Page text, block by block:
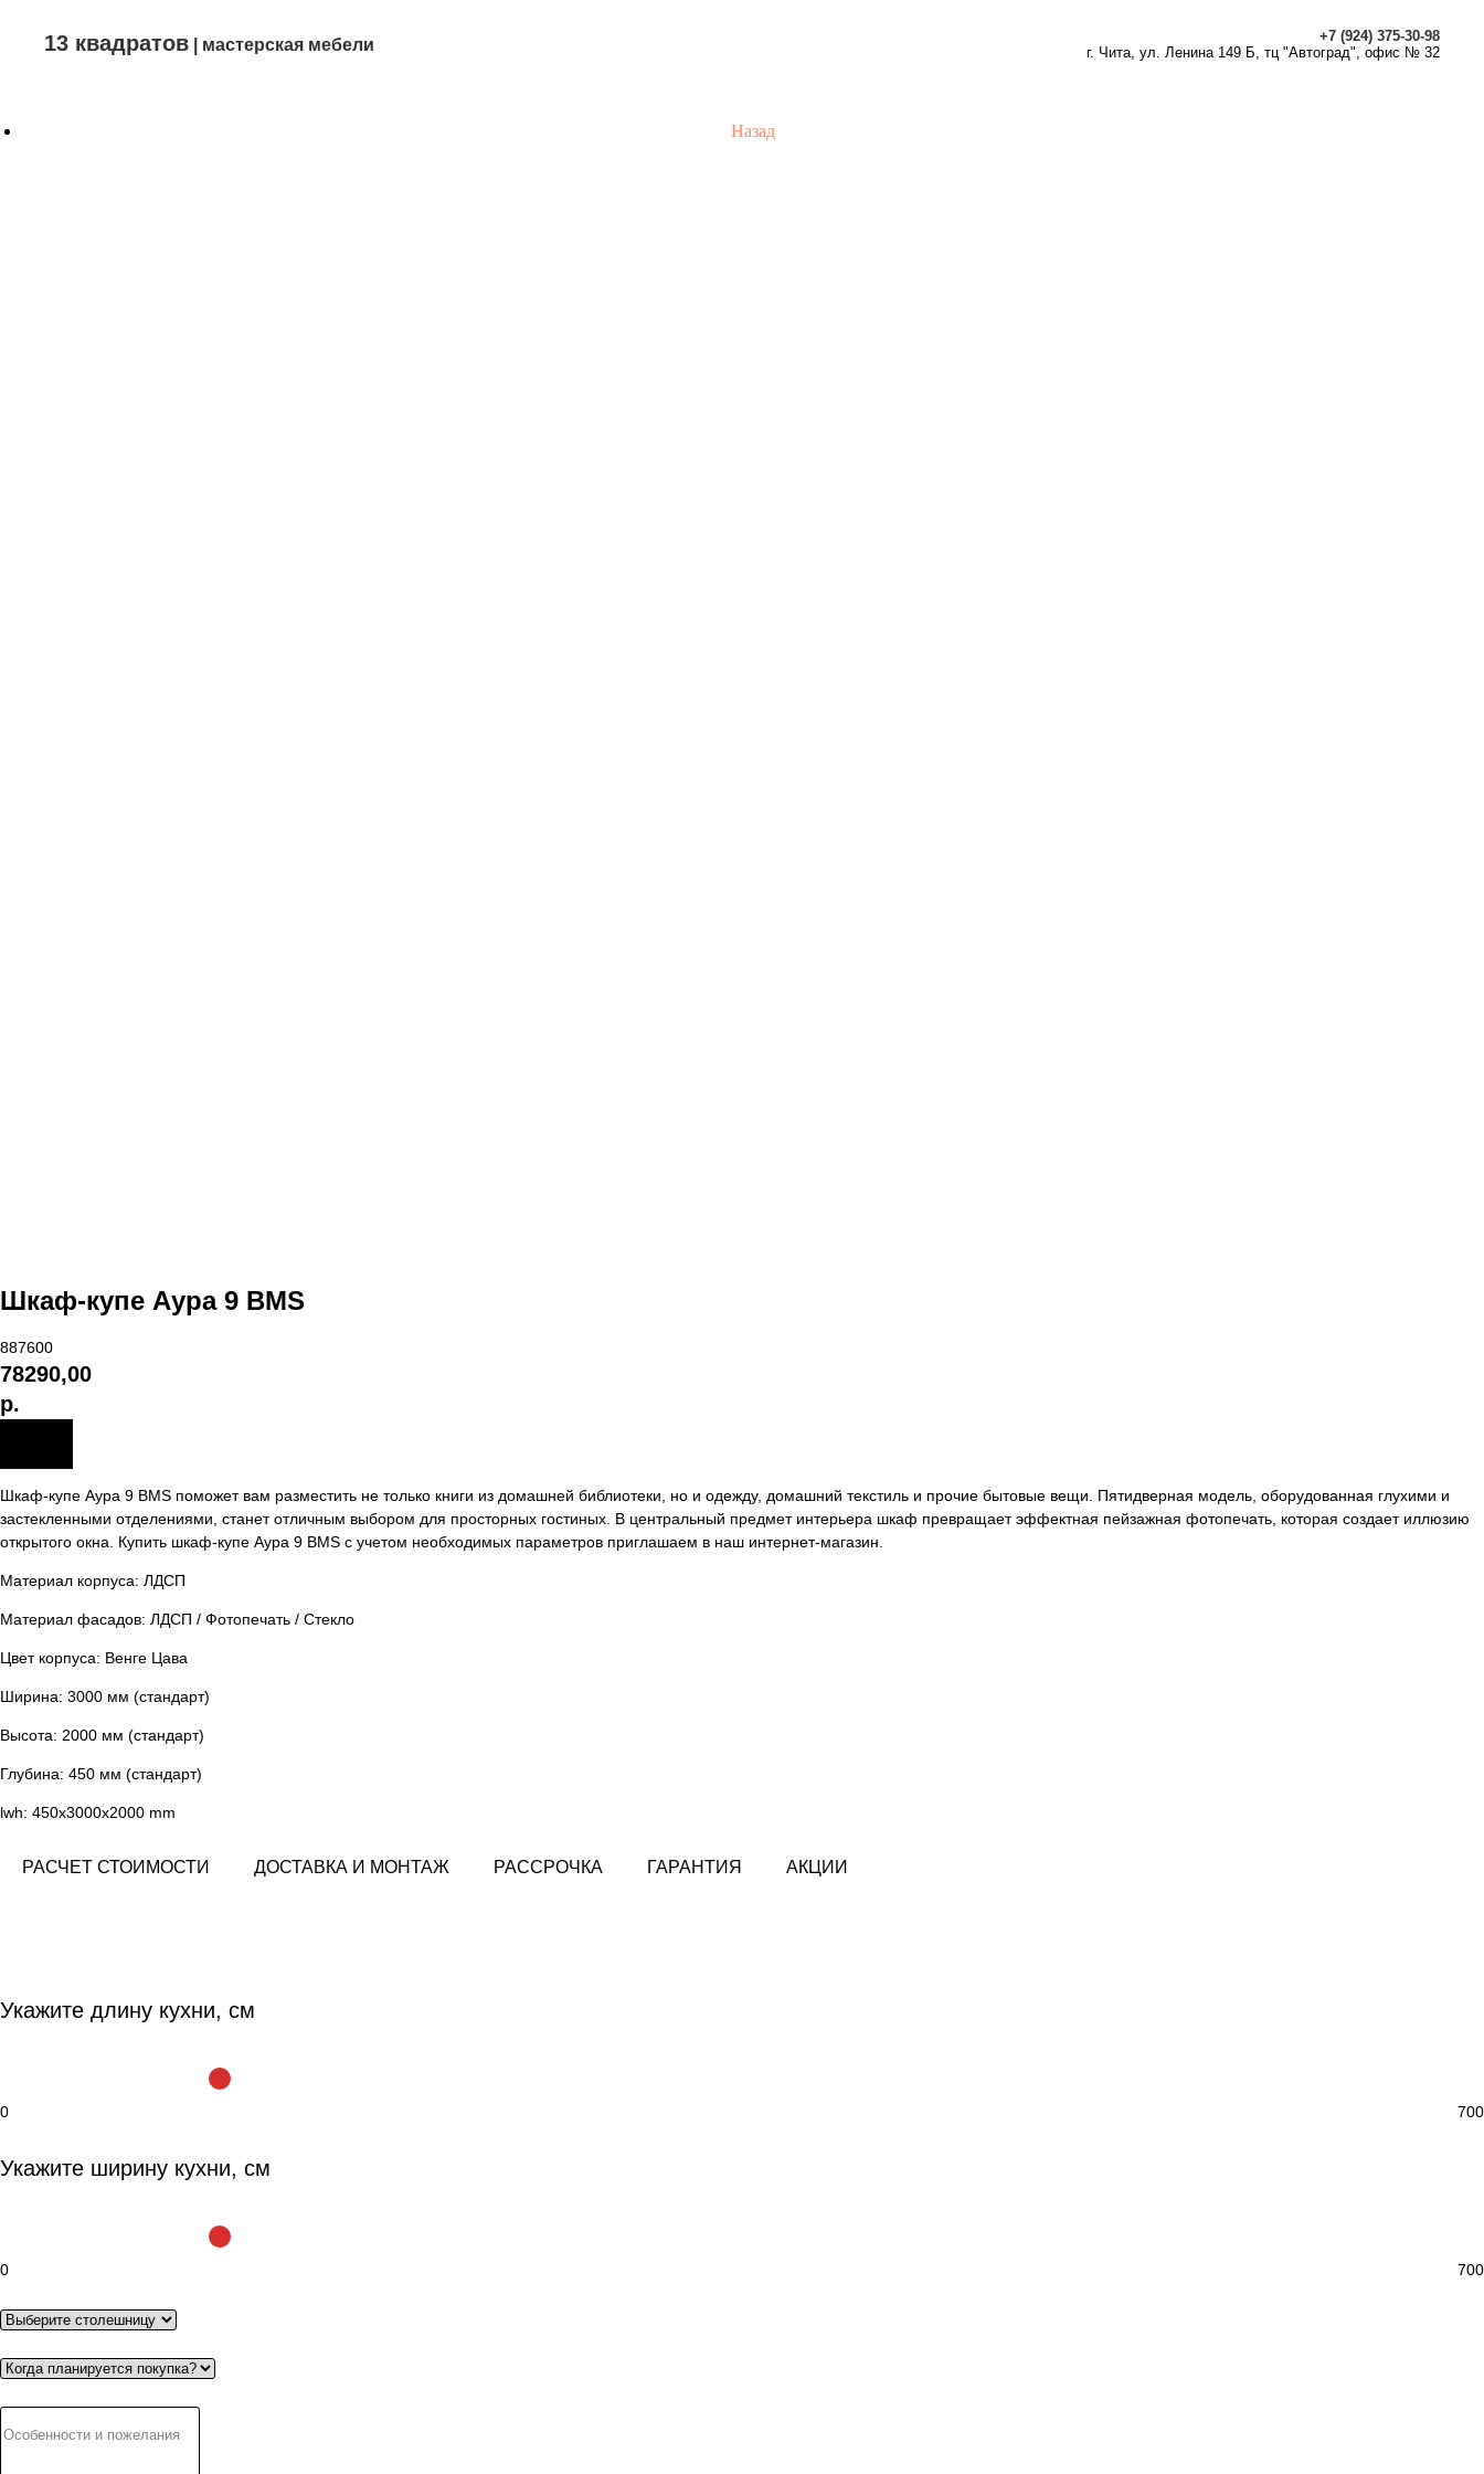
13 квадратов | мастерская мебели
+7 (924) 375-30-98
г. Чита, ул. Ленина 149 Б, тц "Автоград", офис № 32
Назад
Шкаф-купе Аура 9 BMS
887600
78290,00
р.
Шкаф-купе Аура 9 BMS поможет вам разместить не только книги из домашней библиотеки, но и одежду, домашний текстиль и прочие бытовые вещи. Пятидверная модель, оборудованная глухими и
застекленными отделениями, станет отличным выбором для просторных гостиных. В центральный предмет интерьера шкаф превращает эффектная пейзажная фотопечать, которая создает иллюзию
открытого окна. Купить шкаф-купе Аура 9 BMS с учетом необходимых параметров приглашаем в наш интернет-магазин.
Материал корпуса: ЛДСП
Материал фасадов: ЛДСП / Фотопечать / Стекло
Цвет корпуса: Венге Цава
Ширина: 3000 мм (стандарт)
Высота: 2000 мм (стандарт)
Глубина: 450 мм (стандарт)
lwh: 450x3000x2000 mm
РАСЧЕТ СТОИМОСТИ ДОСТАВКА И МОНТАЖ РАССРОЧКА ГАРАНТИЯ АКЦИИ
Укажите длину кухни, см
0 700
Укажите ширину кухни, см
0 700